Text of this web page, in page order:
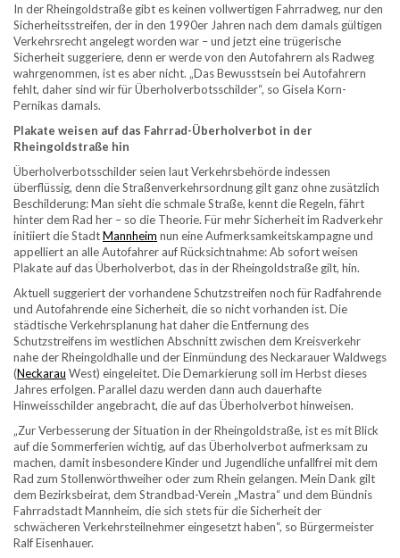
In der Rheingoldstraße gibt es keinen vollwertigen Fahrradweg, nur den
Sicherheitsstreifen, der in den 1990er Jahren nach dem damals gültigen
Verkehrsrecht angelegt worden war – und jetzt eine trügerische
Sicherheit suggeriere, denn er werde von den Autofahrern als Radweg
wahrgenommen, ist es aber nicht. „Das Bewusstsein bei Autofahrern
fehlt, daher sind wir für Überholverbotsschilder“, so Gisela Korn-
Pernikas damals.
Plakate weisen auf das Fahrrad-Überholverbot in der
Rheingoldstraße hin
Überholverbotsschilder seien laut Verkehrsbehörde indessen
überflüssig, denn die Straßenverkehrsordnung gilt ganz ohne zusätzlich
Beschilderung: Man sieht die schmale Straße, kennt die Regeln, fährt
hinter dem Rad her – so die Theorie. Für mehr Sicherheit im Radverkehr
initiiert die StadtMannheim nun eine Aufmerksamkeitskampagne und
appelliert an alle Autofahrer auf Rücksichtnahme: Ab sofort weisen
Plakate auf das Überholverbot, das in der Rheingoldstraße gilt, hin.
Aktuell suggeriert der vorhandene Schutzstreifen noch für Radfahrende
und Autofahrende eine Sicherheit, die so nicht vorhanden ist. Die
städtische Verkehrsplanung hat daher die Entfernung des
Schutzstreifens im westlichen Abschnitt zwischen dem Kreisverkehr
nahe der Rheingoldhalle und der Einmündung des Neckarauer Waldwegs
(Neckarau West) eingeleitet. Die Demarkierung soll im Herbst dieses
Jahres erfolgen. Parallel dazu werden dann auch dauerhafte
Hinweisschilder angebracht, die auf das Überholverbot hinweisen.
„Zur Verbesserung der Situation in der Rheingoldstraße, ist es mit Blick
auf die Sommerferien wichtig, auf das Überholverbot aufmerksam zu
machen, damit insbesondere Kinder und Jugendliche unfallfrei mit dem
Rad zum Stollenwörthweiher oder zum Rhein gelangen. Mein Dank gilt
dem Bezirksbeirat, dem Strandbad-Verein „Mastra“ und dem Bündnis
Fahrradstadt Mannheim, die sich stets für die Sicherheit der
schwächeren Verkehrsteilnehmer eingesetzt haben“, so Bürgermeister
Ralf Eisenhauer.